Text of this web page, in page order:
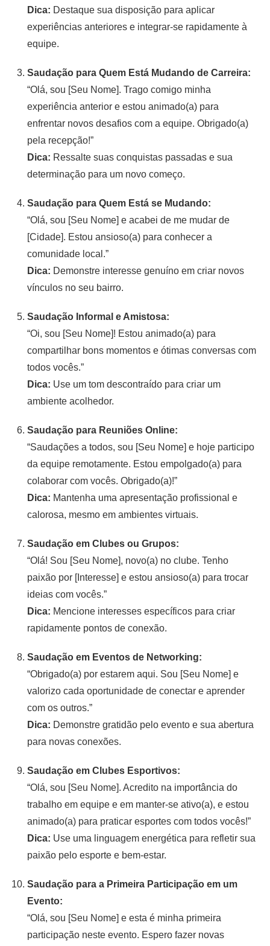
Dica: Destaque sua disposição para aplicar
experiências anteriores e integrar-se rapidamente à
equipe.
Saudação para Quem Está Mudando de Carreira:
“Olá, sou [Seu Nome]. Trago comigo minha
experiência anterior e estou animado(a) para
enfrentar novos desafios com a equipe. Obrigado(a)
pela recepção!”
Dica: Ressalte suas conquistas passadas e sua
determinação para um novo começo.
Saudação para Quem Está se Mudando:
“Olá, sou [Seu Nome] e acabei de me mudar de
[Cidade]. Estou ansioso(a) para conhecer a
comunidade local.”
Dica: Demonstre interesse genuíno em criar novos
vínculos no seu bairro.
Saudação Informal e Amistosa:
“Oi, sou [Seu Nome]! Estou animado(a) para
compartilhar bons momentos e ótimas conversas com
todos vocês.”
Dica: Use um tom descontraído para criar um
ambiente acolhedor.
Saudação para Reuniões Online:
“Saudações a todos, sou [Seu Nome] e hoje participo
da equipe remotamente. Estou empolgado(a) para
colaborar com vocês. Obrigado(a)!”
Dica: Mantenha uma apresentação profissional e
calorosa, mesmo em ambientes virtuais.
Saudação em Clubes ou Grupos:
“Olá! Sou [Seu Nome], novo(a) no clube. Tenho
paixão por [Interesse] e estou ansioso(a) para trocar
ideias com vocês.”
Dica: Mencione interesses específicos para criar
rapidamente pontos de conexão.
Saudação em Eventos de Networking:
“Obrigado(a) por estarem aqui. Sou [Seu Nome] e
valorizo cada oportunidade de conectar e aprender
com os outros.”
Dica: Demonstre gratidão pelo evento e sua abertura
para novas conexões.
Saudação em Clubes Esportivos:
“Olá, sou [Seu Nome]. Acredito na importância do
trabalho em equipe e em manter-se ativo(a), e estou
animado(a) para praticar esportes com todos vocês!”
Dica: Use uma linguagem energética para refletir sua
paixão pelo esporte e bem-estar.
Saudação para a Primeira Participação em um
Evento:
“Olá, sou [Seu Nome] e esta é minha primeira
participação neste evento. Espero fazer novas